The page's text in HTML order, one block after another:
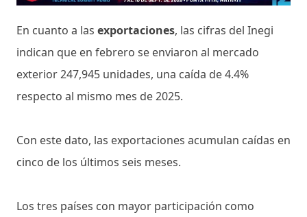
En cuanto a las exportaciones, las cifras del Inegi
indican que en febrero se enviaron al mercado
exterior 247,945 unidades, una caída de 4.4%
respecto al mismo mes de 2025.
Con este dato, las exportaciones acumulan caídas en
cinco de los últimos seis meses.
Los tres países con mayor participación como